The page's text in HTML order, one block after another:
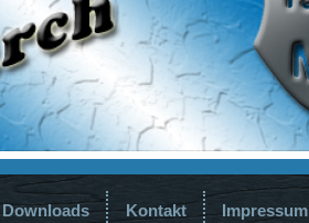
Downloads Kontakt Impressum